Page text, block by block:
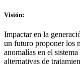
Visión:
Impactar en la
un futuro proponer los
anomalías en el
alternativas de